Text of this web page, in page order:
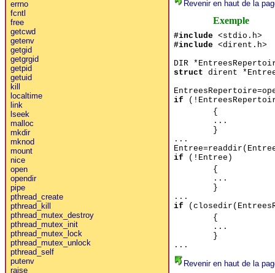
errno
fcntl
free
getcwd
getenv
getgid
getgrgid
getpid
getuid
kill
localtime
link
lseek
malloc
mkdir
mknod
mount
nice
open
opendir
pipe
pthread_create
pthread_kill
pthread_mutex_destroy
pthread_mutex_init
pthread_mutex_lock
pthread_mutex_unlock
pthread_self
putenv
raise
Revenir en haut de la
Exemple
#include<stdio.h>
#include<dirent.h>
DIR
struct dirent
if
{
...
}
...
if(!Entree)
{
...
}
...
if
{
...
}
...
Revenir en haut de la